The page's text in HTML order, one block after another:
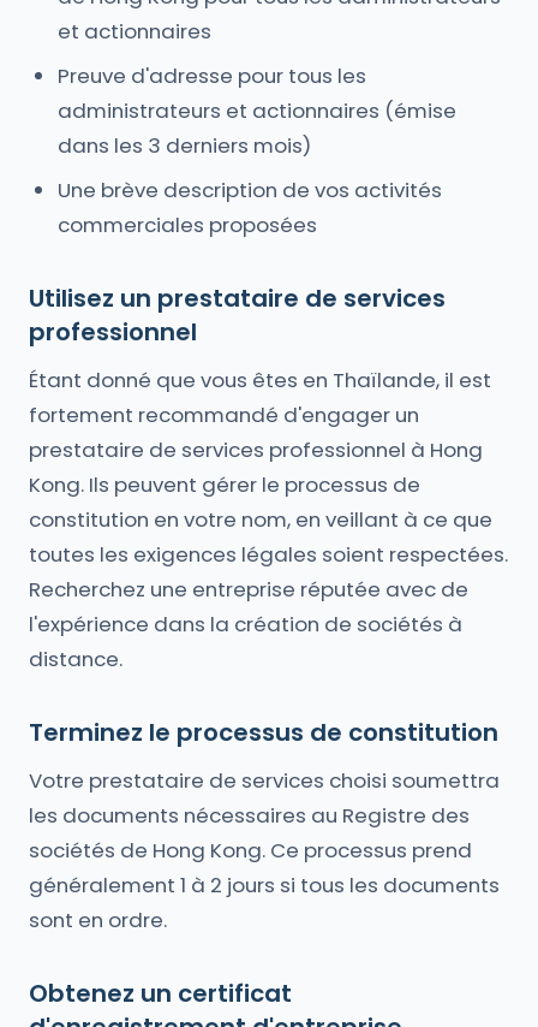
et actionnaires
Preuve d'adresse pour tous les
administrateurs et actionnaires (émise
dans les 3 derniers mois)
Une brève description de vos activités
commerciales proposées
Utilisez un prestataire de services
professionnel
Étant donné que vous êtes en Thaïlande, il est
fortement recommandé d'engager un
prestataire de services professionnel à Hong
Kong. Ils peuvent gérer le processus de
constitution en votre nom, en veillant à ce que
toutes les exigences légales soient respectées.
Recherchez une entreprise réputée avec de
l'expérience dans la création de sociétés à
distance.
Terminez le processus de constitution
Votre prestataire de services choisi soumettra
les documents nécessaires au Registre des
sociétés de Hong Kong. Ce processus prend
généralement 1 à 2 jours si tous les documents
sont en ordre.
Obtenez un certificat